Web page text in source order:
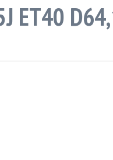
ET40